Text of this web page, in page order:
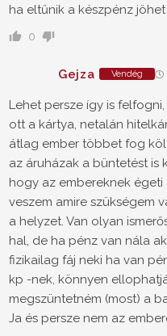
ha eltűnik a készpénz
0
Gejza Vendég
Lehet persze így is
ott a kártya, netalán
átlag ember többet fog
az áruházak a büntetést is
hogy az embereknek
veszem amire szükségem
a helyzet. Van olyan
hal, de ha pénz van nála
fizikailag fáj neki ha van
kp -nek, könnyen
megszüntetném (most) a
Ja és persze nem az